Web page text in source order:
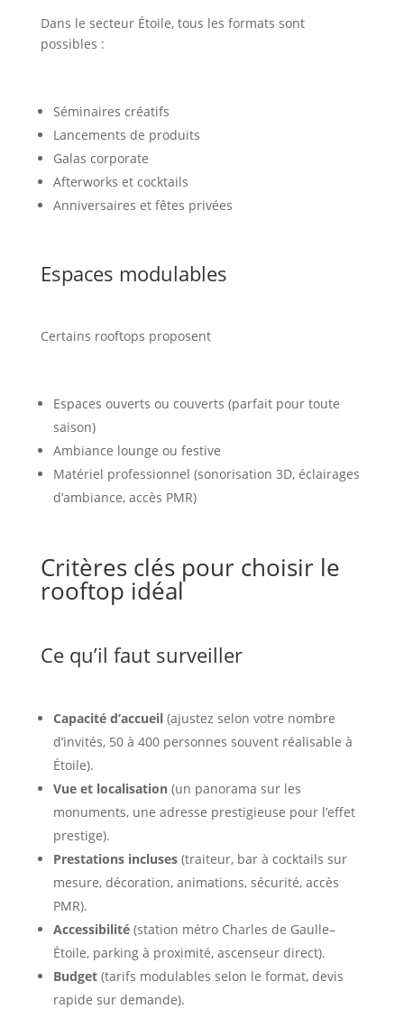
Dans le secteur Étoile, tous les formats sont
possibles :
Séminaires créatifs
Lancements de produits
Galas corporate
Afterworks et cocktails
Anniversaires et fêtes privées
Espaces modulables
Certains rooftops proposent
Espaces ouverts ou couverts (parfait pour toute
saison)
Ambiance lounge ou festive
Matériel professionnel (sonorisation 3D, éclairages
d’ambiance, accès PMR)
Critères clés pour choisir le
rooftop idéal
Ce qu’il faut surveiller
Capacité d’accueil(ajustez selon votre nombre
d’invités, 50 à 400 personnes souvent réalisable à
Étoile).
Vue et localisation(un panorama sur les
monuments, une adresse prestigieuse pour l’effet
prestige).
Prestations incluses(traiteur, bar à cocktails sur
mesure, décoration, animations, sécurité, accès
PMR).
Accessibilité(station métro Charles de Gaulle–
Étoile, parking à proximité, ascenseur direct).
Budget(tarifs modulables selon le format, devis
rapide sur demande).